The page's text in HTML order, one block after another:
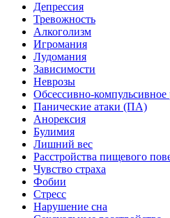
Депрессия
Тревожность
Алкоголизм
Игромания
Лудомания
Зависимости
Неврозы
Обсессивно-
Панические атаки (ПА)
Анорексия
Булимия
Лишний вес
Расстройства пищевого
Чувство страха
Фобии
Стресс
Нарушение сна